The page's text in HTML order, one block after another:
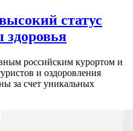
статус
здоровья
российским курортом и
и оздоровления
за счет уникальных